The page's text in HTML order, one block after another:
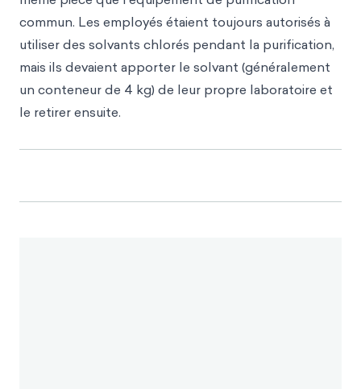
commun. Les employés étaient toujours autorisés à
utiliser des solvants chlorés pendant la purification,
mais ils devaient apporter le solvant (généralement
un conteneur de 4 kg) de leur propre laboratoire et
le retirer ensuite.